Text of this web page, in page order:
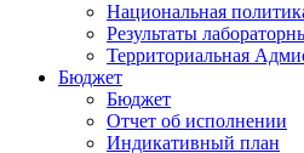
Национальная
Результаты
Территориальная
Бюджет
Бюджет
Отчет об исполнении
Индикативный план